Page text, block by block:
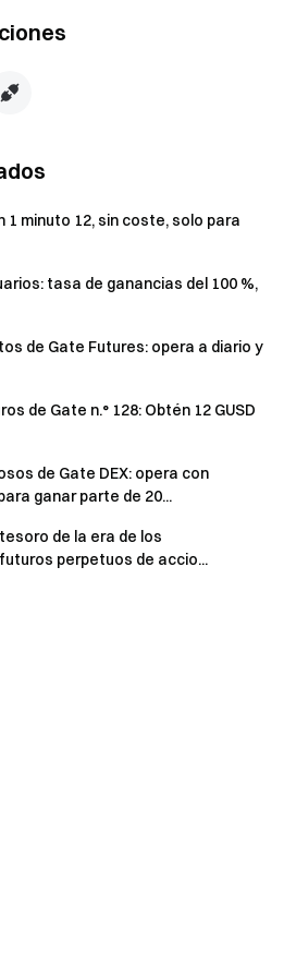
volumen acumulado de trading
100 usuarios para recibir
tus fondos de futuros
flexibles
deben hacer clic en el botón
la verificación de identidad
evento para ser elegibles para
Volumen de compra + Volumen
= Depósitos totales durante el
1 minuto 12, sin coste, solo para
tasa de ganancias del 100 %,
de Gate Futures: opera a diario y
de Gate n.° 128: Obtén 12 GUSD
de Gate DEX: opera con
ganar parte de 20...
de la era de los
perpetuos de accio...